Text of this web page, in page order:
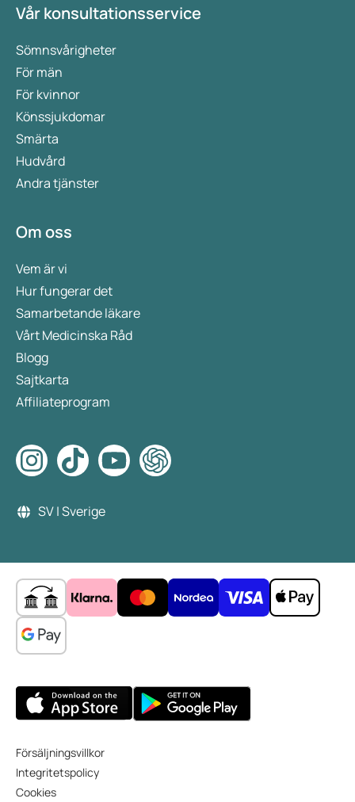
Vår konsultationsservice
Sömnsvårigheter
För män
För kvinnor
Könssjukdomar
Smärta
Hudvård
Andra tjänster
Om oss
Vem är vi
Hur fungerar det
Samarbetande läkare
Vårt Medicinska Råd
Blogg
Sajtkarta
Affiliateprogram
SV | Sverige
Försäljningsvillkor
Integritetspolicy
Cookies